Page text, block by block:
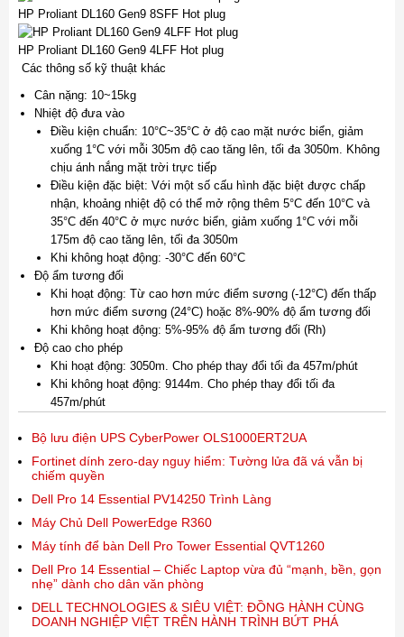
HP Proliant DL160 Gen9 8SFF Hot plug
HP Proliant DL160 Gen9 4LFF Hot plug
Các thông số kỹ thuật khác
Cân nặng: 10~15kg
Nhiệt độ đưa vào
Điều kiện chuẩn: 10°C~35°C ở độ cao mặt nước biển, giảm
xuống 1°C với mỗi 305m độ cao tăng lên, tối đa 3050m. Không
chịu ánh nắng mặt trời trực tiếp
Điều kiện đặc biệt: Với một số cấu hình đặc biệt được chấp
nhận, khoảng nhiệt độ có thể mở rộng thêm 5°C đến 10°C và
35°C đến 40°C ở mực nước biển, giảm xuống 1°C với mỗi
175m độ cao tăng lên, tối đa 3050m
Khi không hoạt động: -30°C đến 60°C
Độ ẩm tương đối
Khi hoạt động: Từ cao hơn mức điểm sương (-12°C) đến thấp
hơn mức điểm sương (24°C) hoặc 8%-90% độ ẩm tương đối
Khi không hoạt động: 5%-95% độ ẩm tương đối (Rh)
Độ cao cho phép
Khi hoạt động: 3050m. Cho phép thay đổi tối đa 457m/phút
Khi không hoạt động: 9144m. Cho phép thay đổi tối đa
457m/phút
Bộ lưu điện UPS CyberPower OLS1000ERT2UA
Fortinet dính zero-day nguy hiểm: Tường lửa đã vá vẫn bị
chiếm quyền
Dell Pro 14 Essential PV14250 Trình Làng
Máy Chủ Dell PowerEdge R360
Máy tính để bàn Dell Pro Tower Essential QVT1260
Dell Pro 14 Essential – Chiếc Laptop vừa đủ “mạnh, bền, gọn
nhẹ” dành cho dân văn phòng
DELL TECHNOLOGIES & SIÊU VIỆT: ĐỒNG HÀNH CÙNG
DOANH NGHIỆP VIỆT TRÊN HÀNH TRÌNH BỨT PHÁ